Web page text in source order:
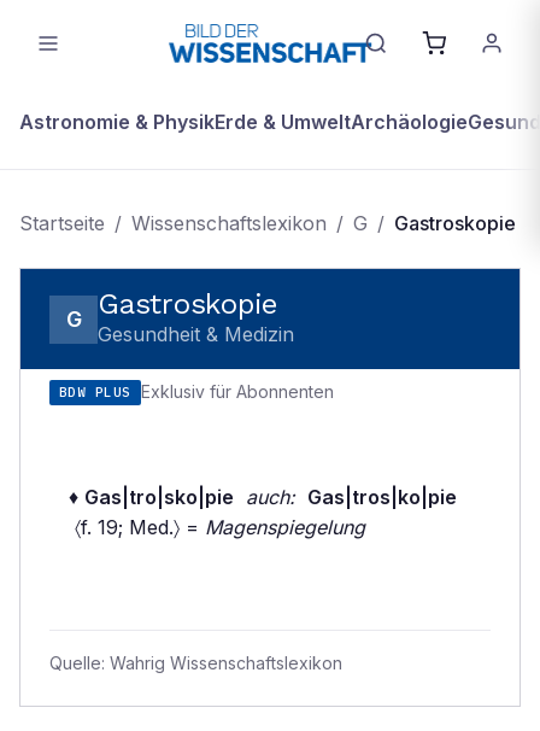
Astronomie & PhysikErde & UmweltArchäologie
Startseite / Wissenschaftslexikon / G / Gastroskopie
G Gastroskopie
Gesundheit & Medizin
BDW PLUS Exklusiv für Abonnenten
♦ Gas|tro|sko|pie auch: Gas|tros|ko|pie
〈f. 19; Med.〉 = Magenspiegelung
Quelle: Wahrig Wissenschaftslexikon